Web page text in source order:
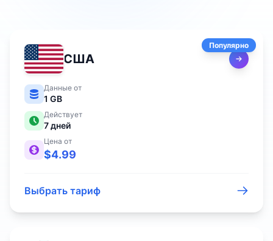
Популярно
США
Данные от
1 GB
Действует
7дней
Цена от
$4.99
Выбрать тариф